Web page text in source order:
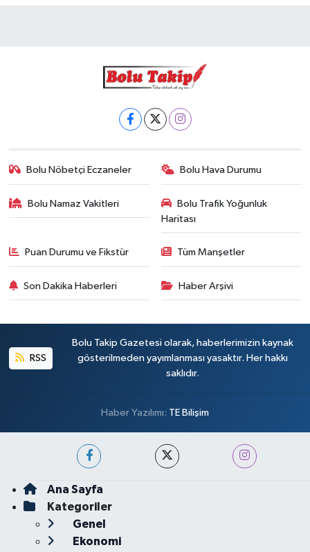
Bolu Nöbetçi Eczaneler Bolu Hava Durumu
Bolu Namaz Vakitleri
Bolu Trafik Yoğunluk
Haritası
Puan Durumu ve Fikstür Tüm Manşetler
Son Dakika Haberleri Haber Arşivi
RSS
Bolu Takip Gazetesi olarak, haberlerimizin kaynak
gösterilmeden yayımlanması yasaktır. Her hakkı
saklıdır.
Haber Yazılımı: TE Bilişim
Ana Sayfa
Kategoriler
Genel
Ekonomi